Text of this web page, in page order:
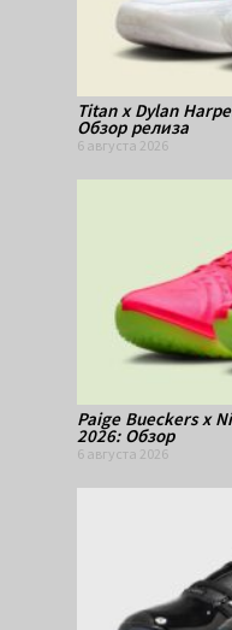
Titan x Dylan
Обзор релиза
6 августа 2026
Paige Bueckers x
2026: Обзор
6 августа 2026